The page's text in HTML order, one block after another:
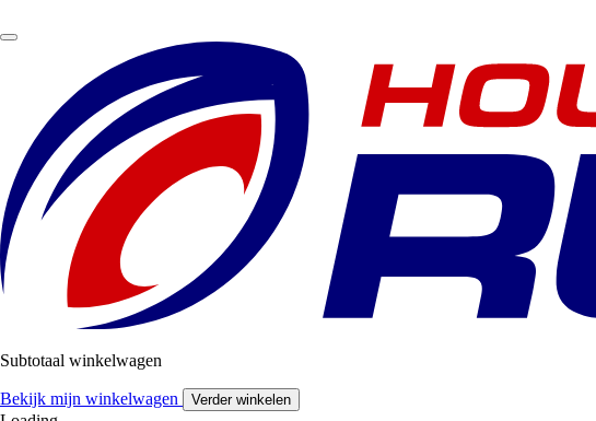
Subtotaal winkelwagen
Bekijk mijn winkelwagen Verder winkelen